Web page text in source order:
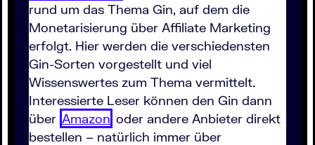
rund um das Thema Gin, auf dem die
Monetarisierung über Affiliate Marketing
erfolgt. Hier werden die verschiedensten
Gin-Sorten vorgestellt und viel
Wissenswertes zum Thema vermittelt.
Interessierte Leser können den Gin dann
über Amazon oder andere Anbieter direkt
bestellen – natürlich immer über